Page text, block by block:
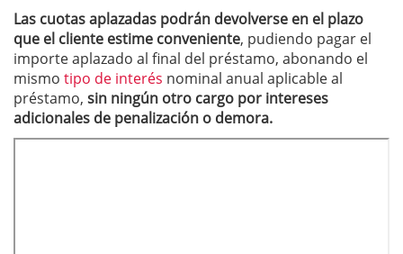
Las cuotas aplazadas podrán devolverse en el plazo
que el cliente estime conveniente, pudiendo pagar el
importe aplazado al final del préstamo, abonando el
mismo tipo de interés nominal anual aplicable al
préstamo, sin ningún otro cargo por intereses
adicionales de penalización o demora.